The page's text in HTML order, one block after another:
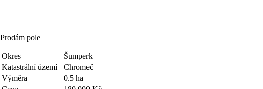
Prodám pole
Okres
Šumperk
Katastrální území
Chromeč
Výměra
0.5 ha